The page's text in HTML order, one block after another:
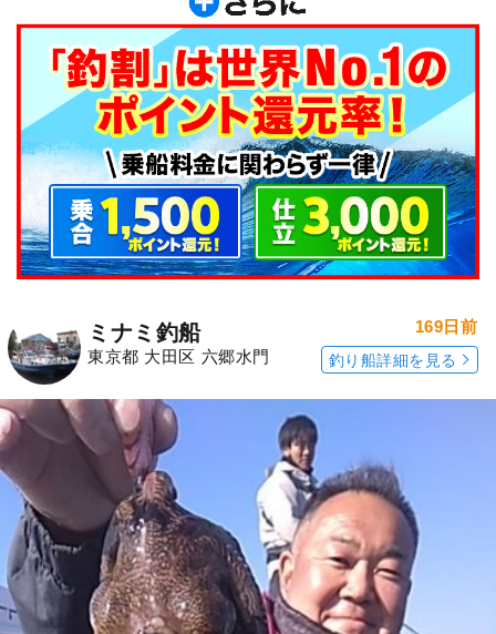
ミナミ釣船
東京都 大田区 六郷水門
169日前
釣り船詳細を見る